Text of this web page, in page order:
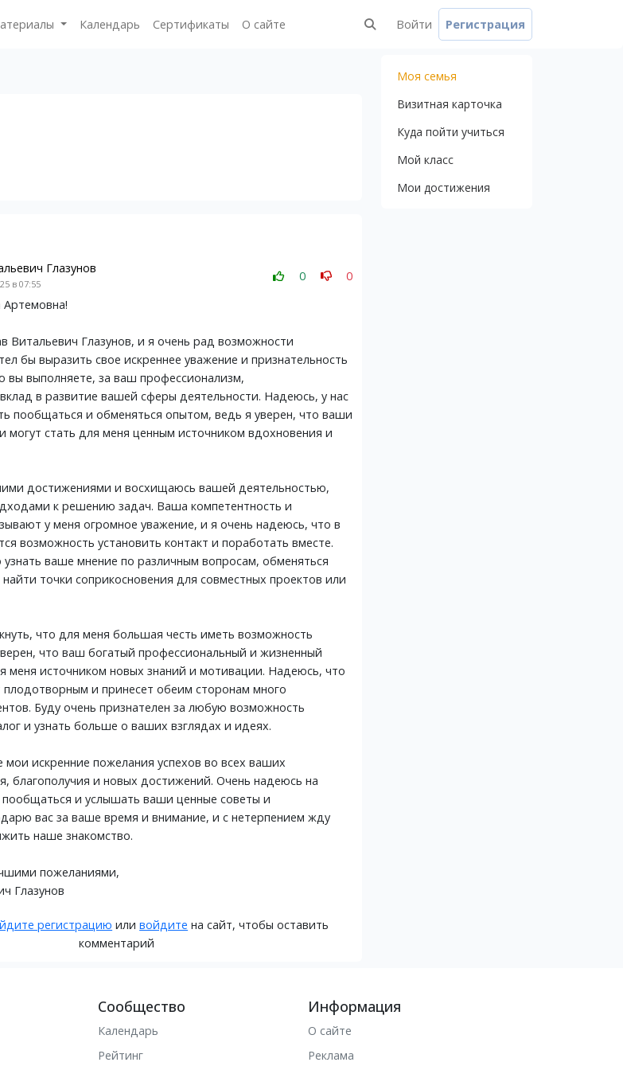
Календарь Сертификаты О сайте Войти Регистрация
Глазунов
в 07:55
0
0
Витальевич Глазунов, и я очень рад возможности
бы выразить свое искреннее уважение и признательность
вы выполняете, за ваш профессионализм,
в развитие вашей сферы деятельности. Надеюсь, у нас
пообщаться и обменяться опытом, ведь я уверен, что ваши
могут стать для меня ценным источником вдохновения и
достижениями и восхищаюсь вашей деятельностью,
к решению задач. Ваша компетентность и
у меня огромное уважение, и я очень надеюсь, что в
возможность установить контакт и поработать вместе.
ваше мнение по различным вопросам, обменяться
точки соприкосновения для совместных проектов или
что для меня большая честь иметь возможность
что ваш богатый профессиональный и жизненный
меня источником новых знаний и мотивации. Надеюсь, что
и принесет обеим сторонам много
Буду очень признателен за любую возможность
и узнать больше о ваших взглядах и идеях.
искренние пожелания успехов во всех ваших
благополучия и новых достижений. Очень надеюсь на
и услышать ваши ценные советы и
вас за ваше время и внимание, и с нетерпением жду
наше знакомство.
пожеланиями,
Глазунов
регистрацию иливойдите на сайт, чтобы оставить
комментарий
Моя семья
Визитная карточка
Куда пойти учиться
Мой класс
Мои достижения
Сообщество
Календарь
Рейтинг
Информация
О сайте
Реклама